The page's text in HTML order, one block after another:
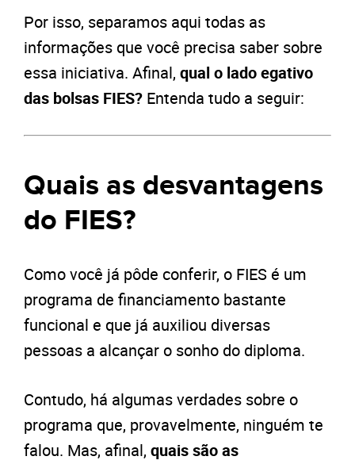
Por isso, separamos aqui todas as
informações que você precisa saber sobre
essa iniciativa. Afinal, qual o lado egativo
das bolsas FIES? Entenda tudo a seguir:
Quais as desvantagens
do FIES?
Como você já pôde conferir, o FIES é um
programa de financiamento bastante
funcional e que já auxiliou diversas
pessoas a alcançar o sonho do diploma.
Contudo, há algumas verdades sobre o
programa que, provavelmente, ninguém te
falou. Mas, afinal, quais são as